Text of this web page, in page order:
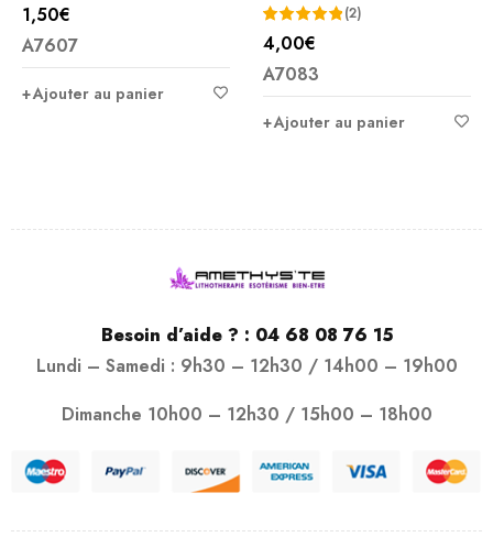
1,50€
A7607
Ajouter au panier
Note5.00
sur 5
(2)
4,00€
A7083
Ajouter au panier
Besoin d’aide ? : 04 68 08 76 15
Lundi – Samedi : 9h30 – 12h30 / 14h00 – 19h00
Dimanche 10h00 – 12h30 / 15h00 – 18h00